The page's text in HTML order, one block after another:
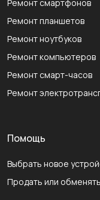
Ремонт смартфонов
Ремонт планшетов
Ремонт ноутбуков
Ремонт компьютеров
Ремонт смарт-часов
Ремонт
Помощь
Выбрать новое
Продать или